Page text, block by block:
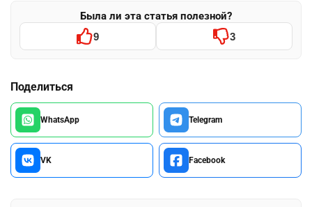
Была ли эта статья полезной?
9 3
Поделиться
WhatsApp Telegram
VK Facebook